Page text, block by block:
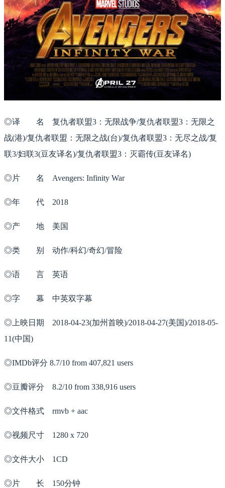
◎译 名 复仇者联盟3：无限战争/复仇者联盟3：无限之
战(港)/复仇者联盟：无限之战(台)/复仇者联盟3：无尽之战/复
联3/妇联3(豆友译名)/复仇者联盟3：灭霸传(豆友译名)
◎片 名 Avengers: Infinity War
◎年 代 2018
◎产 地 美国
◎类 别 动作/科幻/奇幻/冒险
◎语 言 英语
◎字 幕 中英双字幕
◎上映日期 2018-04-23(加州首映)/2018-04-27(美国)/2018-05-
11(中国)
◎IMDb评分 8.7/10 from 407,821 users
◎豆瓣评分 8.2/10 from 338,916 users
◎文件格式 rmvb + aac
◎视频尺寸 1280 x 720
◎文件大小 1CD
◎片 长 150分钟